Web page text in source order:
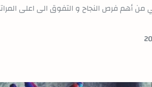
من أهم فرص النجاح و التفوق الى اعلى